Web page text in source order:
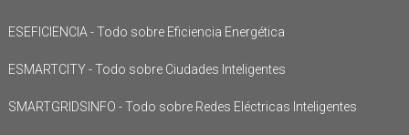
ESEFICIENCIA - Todo sobre Eficiencia Energética
ESMARTCITY - Todo sobre Ciudades Inteligentes
SMARTGRIDSINFO - Todo sobre Redes Eléctricas Inteligentes